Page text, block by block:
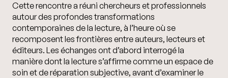
Cette rencontre a réuni chercheurs et professionnels
autour des profondes transformations
contemporaines de la lecture, à l’heure où se
recomposent les frontières entre auteurs, lecteurs et
éditeurs. Les échanges ont d’abord interrogé la
manière dont la lecture s’affirme comme un espace de
soin et de réparation subjective, avant d’examiner le